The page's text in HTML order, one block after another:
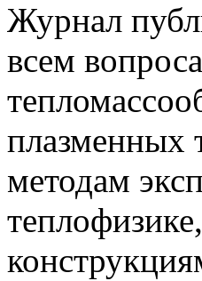
Журнал
всем
плазменных
методам